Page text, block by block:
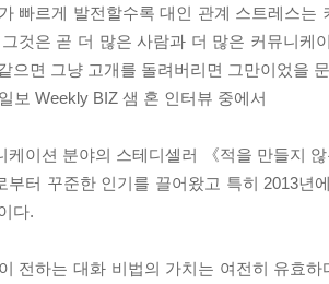
빠르게 발전할수록 대인 관계 스트레스
것은 곧 더 많은 사람과 더 많은 커뮤니케
으면 그냥 고개를 돌려버리면 그만이었을
보 Weekly BIZ 샘 혼 인터뷰 중에서
케이션 분야의 스테디셀러 《적을 만들지
부터 꾸준한 인기를 끌어왔고 특히 2013년
다.
전하는 대화 비법의 가치는 여전히 유효